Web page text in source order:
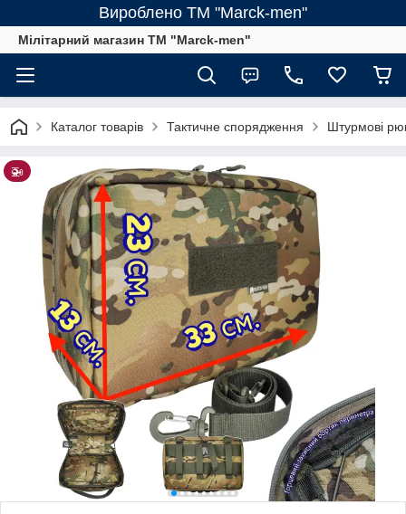
Вироблено ТМ "Marck-men"
Мілітарний магазин ТМ "Marck-men"
Каталог товарів Тактичне спорядження Штурмові
🚁